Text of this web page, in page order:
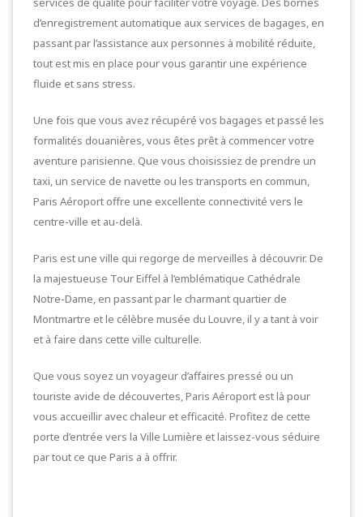
d’enregistrement automatique aux services de bagages, en
passant par l’assistance aux personnes à mobilité réduite,
tout est mis en place pour vous garantir une expérience
fluide et sans stress.
Une fois que vous avez récupéré vos bagages et passé les
formalités douanières, vous êtes prêt à commencer votre
aventure parisienne. Que vous choisissiez de prendre un
taxi, un service de navette ou les transports en commun,
Paris Aéroport offre une excellente connectivité vers le
centre-ville et au-delà.
Paris est une ville qui regorge de merveilles à découvrir. De
la majestueuse Tour Eiffel à l’emblématique Cathédrale
Notre-Dame, en passant par le charmant quartier de
Montmartre et le célèbre musée du Louvre, il y a tant à voir
et à faire dans cette ville culturelle.
Que vous soyez un voyageur d’affaires pressé ou un
touriste avide de découvertes, Paris Aéroport est là pour
vous accueillir avec chaleur et efficacité. Profitez de cette
porte d’entrée vers la Ville Lumière et laissez-vous séduire
par tout ce que Paris a à offrir.